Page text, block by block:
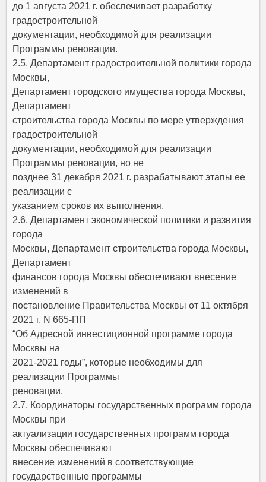
до 1 августа 2021 г. обеспечивает разработку
градостроительной
документации, необходимой для реализации
Программы реновации.
2.5. Департамент градостроительной политики города
Москвы,
Департамент городского имущества города Москвы,
Департамент
строительства города Москвы по мере утверждения
градостроительной
документации, необходимой для реализации
Программы реновации, но не
позднее 31 декабря 2021 г. разрабатывают этапы ее
реализации с
указанием сроков их выполнения.
2.6. Департамент экономической политики и развития
города
Москвы, Департамент строительства города Москвы,
Департамент
финансов города Москвы обеспечивают внесение
изменений в
постановление Правительства Москвыот 11 октября
2021 г. N 665-ПП
“Об Адресной инвестиционной программе города
Москвы на
2021-2021 годы”, которые необходимы для
реализации Программы
реновации.
2.7. Координаторы государственных программ города
Москвы при
актуализации государственных программ города
Москвы обеспечивают
внесение изменений в соответствующие
государственные программы